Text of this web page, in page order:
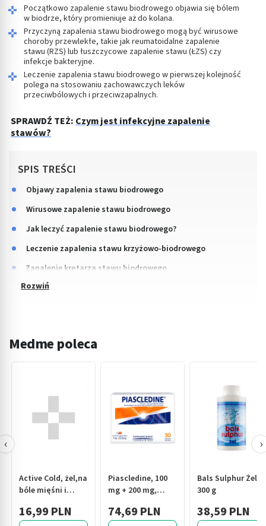
Początkowo zapalenie stawu biodrowego objawia się bólem
w biodrze, który promieniuje aż do kolana.
Przyczyną zapalenia stawu biodrowego mogą być wirusowe
choroby przewlekłe, takie jak reumatoidalne zapalenie
stawu (RZS) lub łuszczycowe zapalenie stawu (ŁZS) czy
infekcje bakteryjne.
Leczenie zapalenia stawu biodrowego w pierwszej kolejność
polega na stosowaniu zachowawczych leków
przeciwbólowych i przeciwzapalnych.
SPRAWDŹ TEŻ: Czym jest infekcyjne zapalenie
stawów?
SPIS TREŚCI
Objawy zapalenia stawu biodrowego
Wirusowe zapalenie stawu biodrowego
Jak leczyć zapalenie stawu biodrowego?
Leczenie zapalenia stawu krzyżowo-biodrowego
Zapalenie krętarza stawu biodrowego
Medme poleca
Active Cold, żel,na
bóle mięśni i
16,99 PLN
Piascledine, 100
mg + 200 mg,
30 szt.
74,69 PLN
Bals Sulphur Żel,
300 g
38,59 PLN
‹ ›